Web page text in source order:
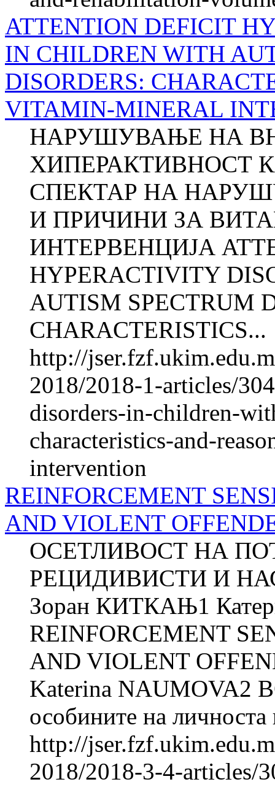
ATTENTION DEFICIT
IN CHILDREN WITH
DISORDERS:
VITAMIN-MINERAL
НАРУШУВАЊЕ НА
ХИПЕРАКТИВНОСТ
СПЕКТАР НА
И ПРИЧИНИ ЗА
ИНТЕРВЕНЦИЈА
HYPERACTIVITY
AUTISM SPECTRUM
CHARACTERISTICS...
http://
2018/2018-1-articles/
disorders-in-children-
characteristics-and-
intervention
REINFORCEMENT
AND VIOLENT
ОСЕТЛИВОСТ НА
РЕЦИДИВИСТИ И
Зоран КИТКАЊ1
REINFORCEMENT
AND VIOLENT
Katerina NAUMOVA2
особините на личноста
http://
2018/2018-3-4-articles/